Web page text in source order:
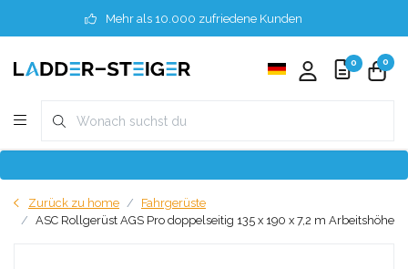
Mehr als 10.000 zufriedene Kunden
0 0
Zurück zu home
Fahrgerüste
ASC Rollgerüst AGS Pro doppelseitig 135 x 190 x 7,2 m Arbeitshöhe